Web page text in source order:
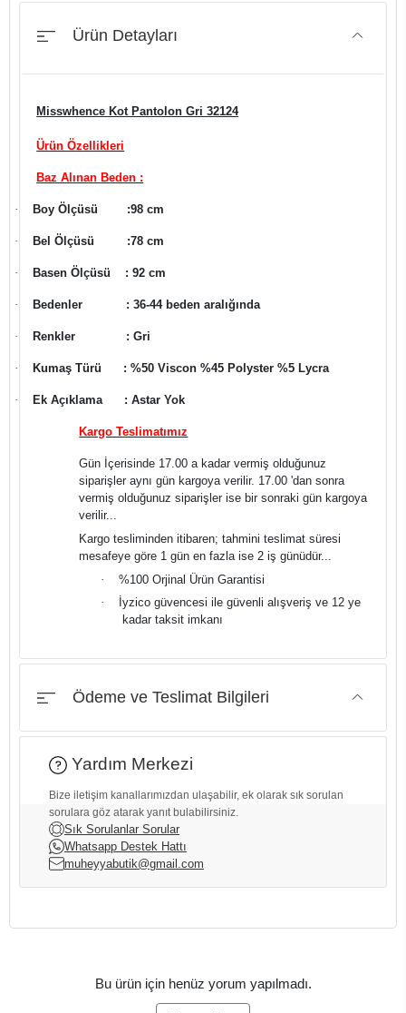
Ürün Detayları
Misswhence Kot Pantolon Gri 32124
Ürün Özellikleri
Baz Alınan Beden :
· Boy Ölçüsü :98 cm
· Bel Ölçüsü :78 cm
· Basen Ölçüsü : 92 cm
· Bedenler : 36-44 beden aralığında
· Renkler : Gri
· Kumaş Türü : %50 Viscon %45 Polyster %5 Lycra
· Ek Açıklama : Astar Yok
Kargo Teslimatımız
Gün İçerisinde 17.00 a kadar vermiş olduğunuz
siparişler aynı gün kargoya verilir. 17.00 'dan sonra
vermiş olduğunuz siparişler ise bir sonraki gün kargoya
verilir...
Kargo tesliminden itibaren; tahmini teslimat süresi
mesafeye göre 1 gün en fazla ise 2 iş günüdür...
·
%100 Orjinal Ürün Garantisi
·
İyzico güvencesi ile güvenli alışveriş ve 12 ye
kadar taksit imkanı
Ödeme ve Teslimat Bilgileri
Yardım Merkezi
Bize iletişim kanallarımızdan ulaşabilir, ek olarak sık sorulan
sorulara göz atarak yanıt bulabilirsiniz.
Sık Sorulanlar Sorular
Whatsapp Destek Hattı
muheyyabutik@gmail.com
Bu ürün için henüz yorum yapılmadı.